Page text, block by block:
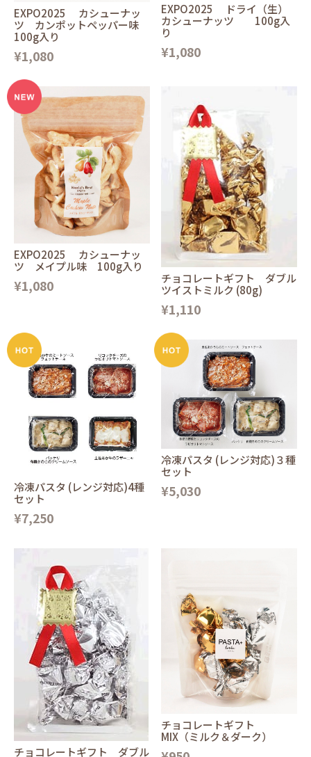
EXPO2025 カシューナッ
ツ カンポットペッパー味
100g入り
¥1,080
EXPO2025 ドライ（生）
カシューナッツ 100g入
り
¥1,080
EXPO2025 カシューナッ
ツ メイプル味 100g入り
¥1,080
チョコレートギフト ダブル
ツイストミルク (80g)
¥1,110
冷凍パスタ (レンジ対応)4種
セット
¥7,250
冷凍パスタ (レンジ対応)３種
セット
¥5,030
チョコレートギフト ダブル
チョコレートギフト
MIX（ミルク＆ダーク）